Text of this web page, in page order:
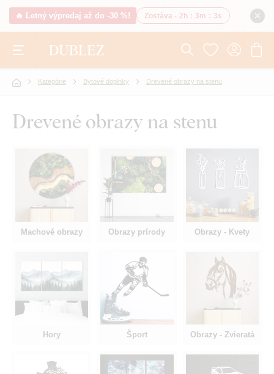
🔥 Letný výpredaj až do -30 %! Zostáva - 2h : 3m : 2s
Kategórie Bytové doplnky Drevené obrazy na stenu
Drevené obrazy na stenu
Machové obrazy Obrazy prírody Obrazy - Kvety
Hory Šport Obrazy - Zvieratá